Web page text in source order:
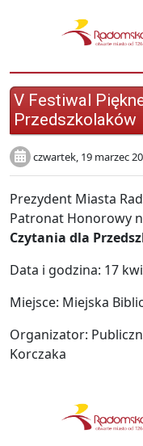
V Festiwal
Przedszkolaków
czwartek, 19 marzec
Prezydent Miasta
Patronat Honorowy
Czytania dla
Data i godzina: 17
Miejsce: Miejska
Organizator:
Korczaka